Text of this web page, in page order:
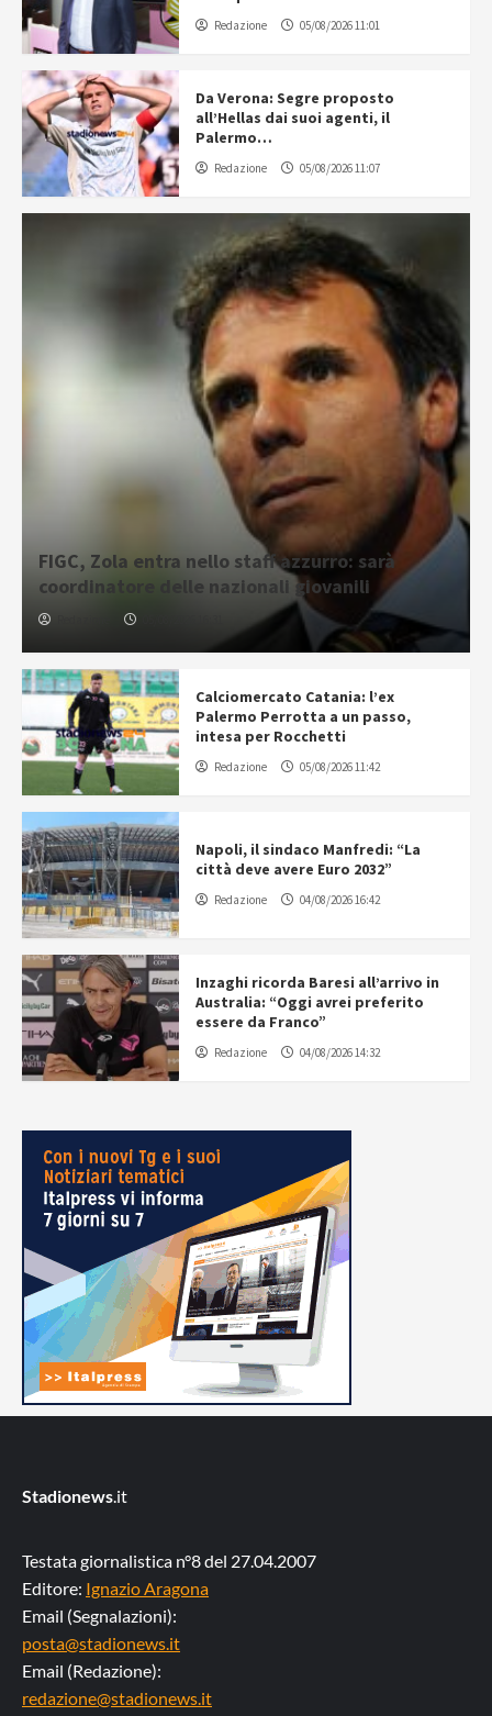
Redazione 05/08/2026 11:01
Da Verona: Segre proposto
all’Hellas dai suoi agenti, il
Palermo…
Redazione 05/08/2026 11:07
FIGC, Zola entra nello staff azzurro: sarà
coordinatore delle nazionali giovanili
Calciomercato Catania: l’ex
Palermo Perrotta a un passo,
intesa per Rocchetti
Redazione 05/08/2026 11:42
Napoli, il sindaco Manfredi: “La
città deve avere Euro 2032”
Redazione 04/08/2026 16:42
Inzaghi ricorda Baresi all’arrivo in
Australia: “Oggi avrei preferito
essere da Franco”
Redazione 04/08/2026 14:32
Stadionews.it
Testata giornalistica n°8 del 27.04.2007
Editore: Ignazio Aragona
Email (Segnalazioni):
posta@stadionews.it
Email (Redazione):
redazione@stadionews.it